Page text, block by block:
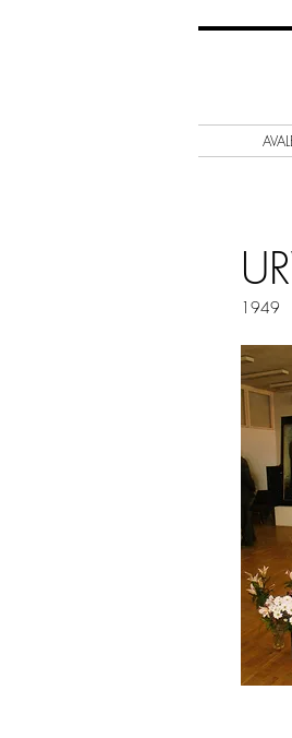
1949